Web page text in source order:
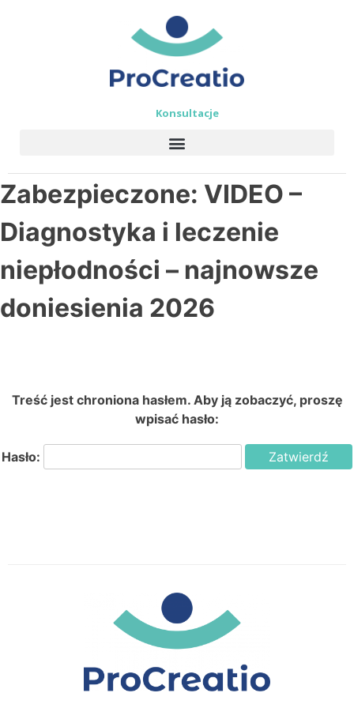
Konsultacje
Zabezpieczone: VIDEO –
Diagnostyka i leczenie
niepłodności – najnowsze
doniesienia 2026
Treść jest chroniona hasłem. Aby ją zobaczyć, proszę
wpisać hasło:
Hasło: